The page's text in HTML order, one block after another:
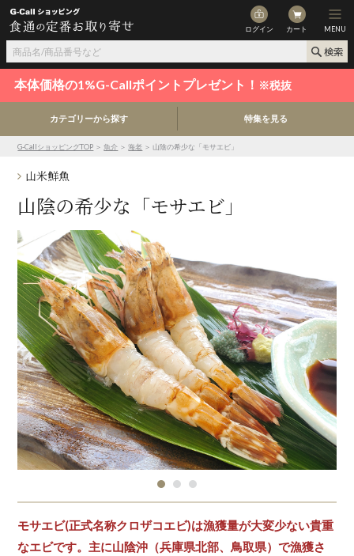
ログイン カート MENU
本体価格の1%G-Callポイントプレゼント！ ※税抜
カテゴリーから探す 特集を見る
G-CallショッピングTOP ＞魚介 ＞海老 ＞ 山陰の希少な「モサエビ」
山米鮮魚
山陰の希少な「モサエビ」
モサエビ(正式名称クロザコエビ)は漁獲量が大変少ない貴重
なエビです。主に山陰沖（兵庫県北部、鳥取県）で漁獲さ